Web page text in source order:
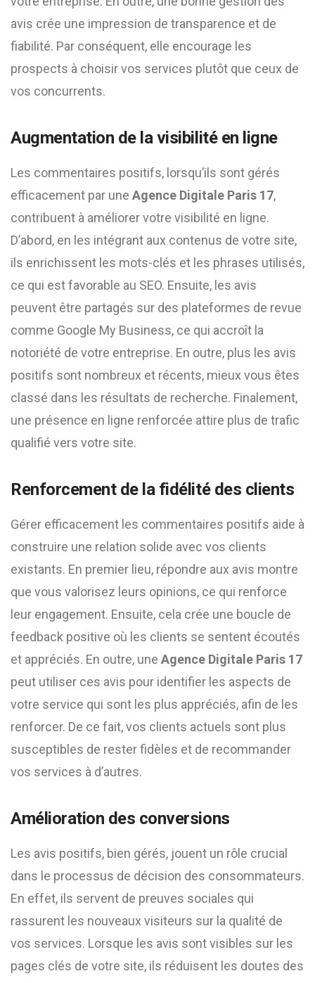
avis crée une impression de transparence et de
fiabilité. Par conséquent, elle encourage les
prospects à choisir vos services plutôt que ceux de
vos concurrents.
Augmentation de la visibilité en ligne
Les commentaires positifs, lorsqu’ils sont gérés
efficacement par une Agence Digitale Paris 17,
contribuent à améliorer votre visibilité en ligne.
D’abord, en les intégrant aux contenus de votre site,
ils enrichissent les mots-clés et les phrases utilisés,
ce qui est favorable au SEO. Ensuite, les avis
peuvent être partagés sur des plateformes de revue
comme Google My Business, ce qui accroît la
notoriété de votre entreprise. En outre, plus les avis
positifs sont nombreux et récents, mieux vous êtes
classé dans les résultats de recherche. Finalement,
une présence en ligne renforcée attire plus de trafic
qualifié vers votre site.
Renforcement de la fidélité des clients
Gérer efficacement les commentaires positifs aide à
construire une relation solide avec vos clients
existants. En premier lieu, répondre aux avis montre
que vous valorisez leurs opinions, ce qui renforce
leur engagement. Ensuite, cela crée une boucle de
feedback positive où les clients se sentent écoutés
et appréciés. En outre, une Agence Digitale Paris 17
peut utiliser ces avis pour identifier les aspects de
votre service qui sont les plus appréciés, afin de les
renforcer. De ce fait, vos clients actuels sont plus
susceptibles de rester fidèles et de recommander
vos services à d’autres.
Amélioration des conversions
Les avis positifs, bien gérés, jouent un rôle crucial
dans le processus de décision des consommateurs.
En effet, ils servent de preuves sociales qui
rassurent les nouveaux visiteurs sur la qualité de
vos services. Lorsque les avis sont visibles sur les
pages clés de votre site, ils réduisent les doutes des